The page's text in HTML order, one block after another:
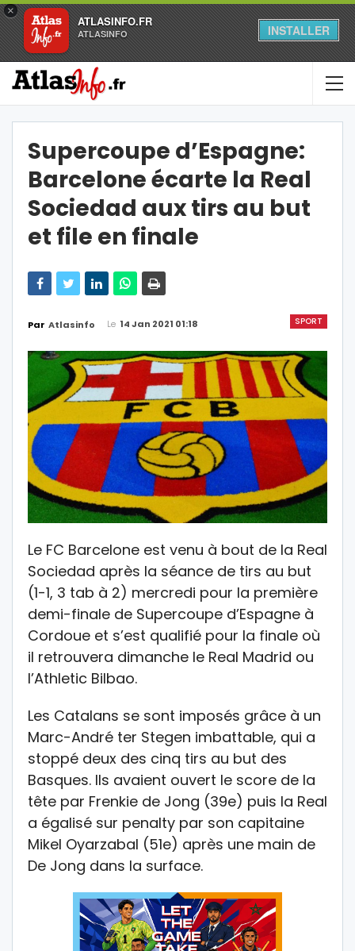
×
ATLASINFO.FR
ATLASINFO INSTALLER
Supercoupe d’Espagne:
Barcelone écarte la Real
Sociedad aux tirs au but
et file en finale
SPORT
Par Atlasinfo Le 14 Jan 2021 01:18
Le FC Barcelone est venu à bout de la Real
Sociedad après la séance de tirs au but
(1-1, 3 tab à 2) mercredi pour la première
demi-finale de Supercoupe d’Espagne à
Cordoue et s’est qualifié pour la finale où
il retrouvera dimanche le Real Madrid ou
l’Athletic Bilbao.
Les Catalans se sont imposés grâce à un
Marc-André ter Stegen imbattable, qui a
stoppé deux des cinq tirs au but des
Basques. Ils avaient ouvert le score de la
tête par Frenkie de Jong (39e) puis la Real
a égalisé sur penalty par son capitaine
Mikel Oyarzabal (51e) après une main de
De Jong dans la surface.